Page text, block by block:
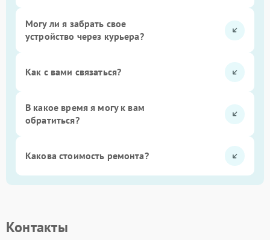
Могу ли я забрать свое
устройство через курьера?
Как с вами связаться?
В какое время я могу к вам
обратиться?
Какова стоимость ремонта?
Контакты